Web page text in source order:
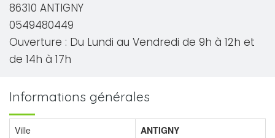
86310 ANTIGNY
0549480449
Ouverture : Du Lundi au Vendredi de 9h à 12h et
de 14h à 17h
Informations générales
Ville ANTIGNY